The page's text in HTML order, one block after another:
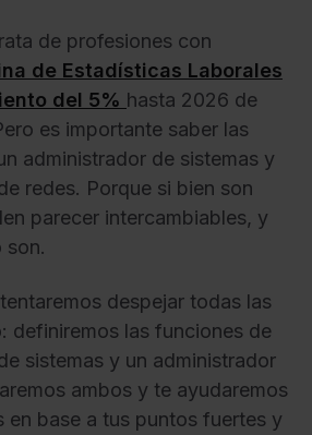
de profesiones con
de Estadísticas Laborales
del 5% hasta 2026 de
es importante saber las
administrador de sistemas y
redes. Porque si bien son
parecer intercambiables, y
son.
despejar todas las
definiremos las funciones de
sistemas y un administrador
ambos y te ayudaremos
en base a tus puntos fuertes y